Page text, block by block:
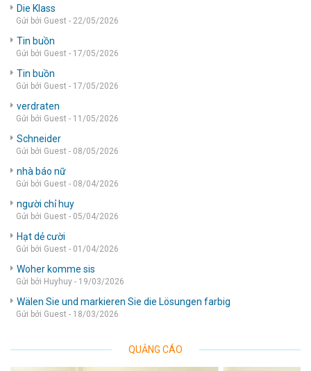
Die Klass
Gửi bởi Guest - 22/05/2026
Tin buồn
Gửi bởi Guest - 17/05/2026
Tin buồn
Gửi bởi Guest - 17/05/2026
verdraten
Gửi bởi Guest - 11/05/2026
Schneider
Gửi bởi Guest - 08/05/2026
nhà báo nữ
Gửi bởi Guest - 08/04/2026
người chỉ huy
Gửi bởi Guest - 05/04/2026
Hạt dẻ cười
Gửi bởi Guest - 01/04/2026
Woher komme sis
Gửi bởi Huyhuy - 19/03/2026
Wälen Sie und markieren Sie die Lösungen farbig
Gửi bởi Guest - 18/03/2026
QUẢNG CÁO